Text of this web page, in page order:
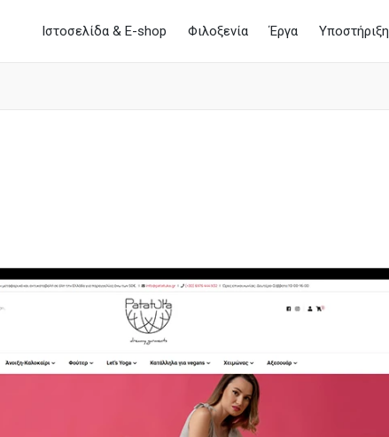
Ιστοσελίδα & E-shop Φιλοξενία Έργα Υποστήριξη